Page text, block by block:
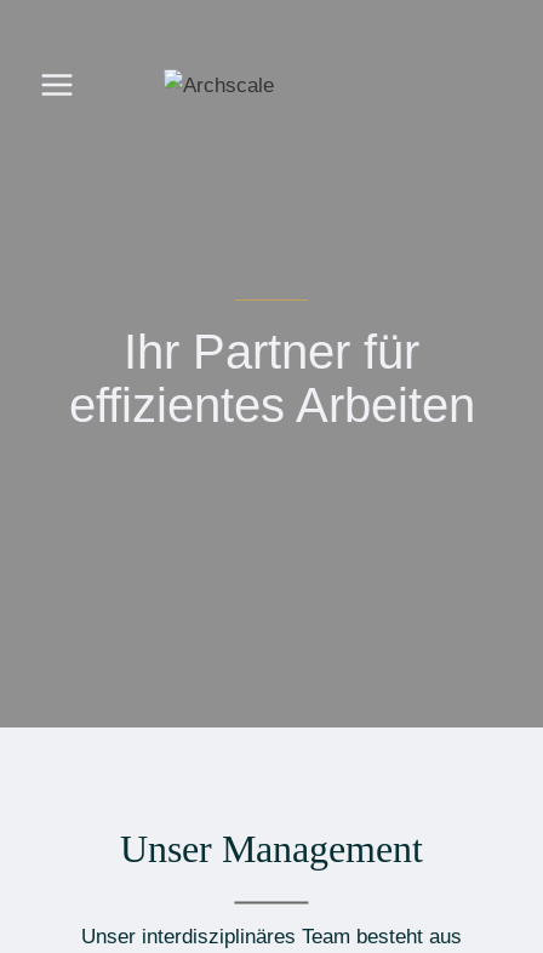
springen
Ihr Partner für
effizientes Arbeiten
Unser Management
Unser interdisziplinäres Team besteht aus